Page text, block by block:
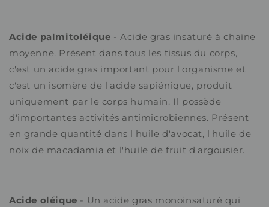
Acide palmitoléique - Acide gras insaturé à chaîne
moyenne. Présent dans tous les tissus du corps,
c'est un acide gras important pour l'organisme et
c'est un isomère de l'acide sapiénique, produit
uniquement par le corps humain. Il possède
d'importantes activités antimicrobiennes. Présent
en grande quantité dans l'huile d'avocat, l'huile de
noix de macadamia et l'huile de fruit d'argousier.
Acide oléique - Un acide gras monoinsaturé qui